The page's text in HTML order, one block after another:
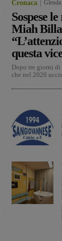
Cronaca
Sospese
Miah
questa
Dopo tre giorni
che nel 2020